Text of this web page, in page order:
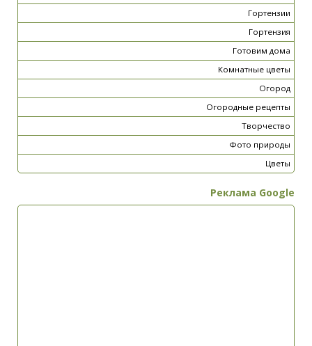
Гортензии
Гортензия
Готовим дома
Комнатные цветы
Огород
Огородные рецепты
Творчество
Фото природы
Цветы
Реклама Google